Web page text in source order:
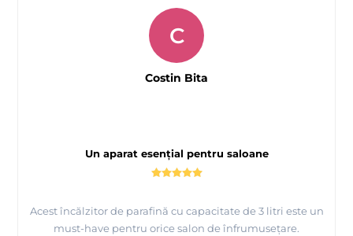
Un aparat esențial pentru saloane
Acest încălzitor de parafină cu capacitate de 3 litri este un
must-have pentru orice salon de înfrumusețare.
C
Costin Bita